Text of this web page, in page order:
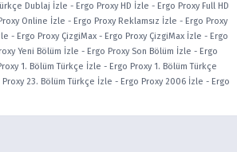
Dublaj İzle - Ergo Proxy HD İzle - Ergo Proxy Full HD
Online İzle - Ergo Proxy Reklamsız İzle - Ergo Proxy
- Ergo Proxy ÇizgiMax - Ergo Proxy ÇizgiMax İzle - Ergo
Yeni Bölüm İzle - Ergo Proxy Son Bölüm İzle - Ergo
1. Bölüm Türkçe İzle - Ergo Proxy 1. Bölüm Türkçe
Proxy 23. Bölüm Türkçe İzle - Ergo Proxy 2006 İzle - Ergo